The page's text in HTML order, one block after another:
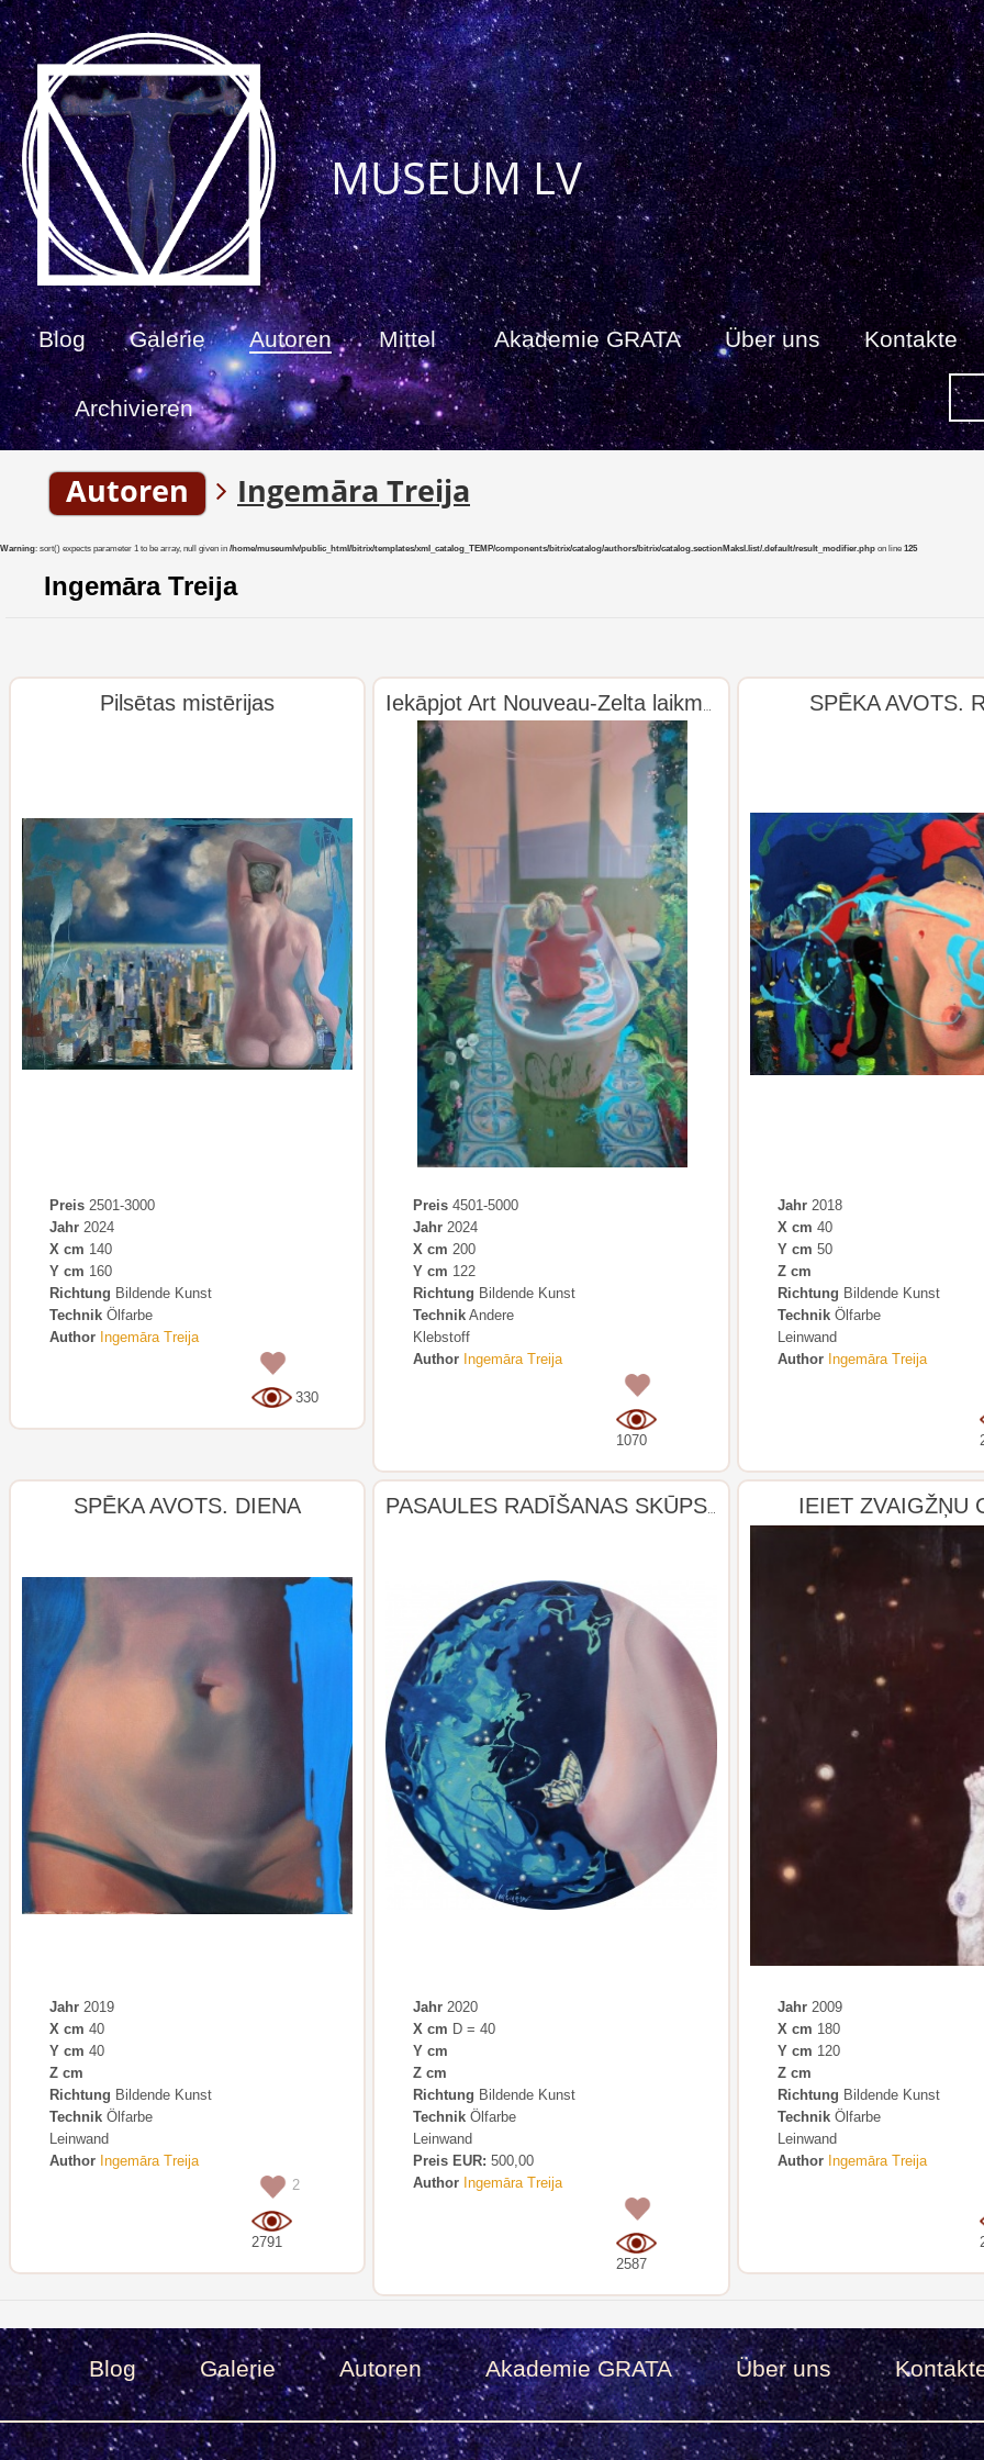
Blog Galerie Autoren Mittel Akademie GRATA Über uns Kontakte
Archivieren
MUSEUM LV
Autoren Ingemāra Treija
Warning: sort() expects parameter 1 to be array, null given in /home/museumlv/public_html/bitrix/templates/xml_catalog_TEMP/components/bitrix/catalog/authors/bitrix/catalog.sectionMaksl.list/.default/result_modifier.php on line 125
Ingemāra Treija
Pilsētas mistērijas
Preis 2501-3000
Jahr 2024
X cm 140
Y cm 160
Richtung Bildende Kunst
Technik Ölfarbe
Author Ingemāra Treija
330
Iekāpjot Art Nouveau-Zelta laikmetā
Preis 4501-5000
Jahr 2024
X cm 200
Y cm 122
Richtung Bildende Kunst
Technik Andere
Klebstoff
Author Ingemāra Treija
1070
SPĒKA AVOTS.
Jahr2018
X cm 40
Y cm 50
Z cm
Richtung Bildende Kunst
TechnikÖlfarbe
Leinwand
Author Ingemāra Treija
SPĒKA AVOTS. DIENA
Jahr 2019
X cm 40
Y cm 40
Z cm
Richtung Bildende Kunst
Technik Ölfarbe
Leinwand
Author Ingemāra Treija
2
2791
Jahr 2020
X cm D = 40
Y cm
Z cm
Richtung Bildende Kunst
Technik Ölfarbe
Leinwand
Preis EUR: 500,00
Author Ingemāra Treija
2587
IEIET ZVAIGŽŅU
Jahr2009
X cm 180
Y cm 120
Z cm
Richtung Bildende Kunst
TechnikÖlfarbe
Leinwand
Author Ingemāra Treija
Blog Galerie Autoren Akademie GRATA Über uns